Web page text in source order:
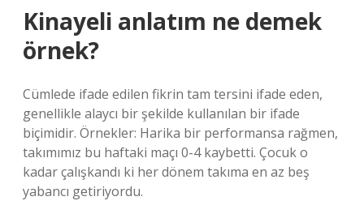
Kinayeli anlatım ne demek
örnek?
Cümlede ifade edilen fikrin tam tersini ifade eden,
genellikle alaycı bir şekilde kullanılan bir ifade
biçimidir. Örnekler: Harika bir performansa rağmen,
takımımız bu haftaki maçı 0-4 kaybetti. Çocuk o
kadar çalışkandı ki her dönem takıma en az beş
yabancı getiriyordu.